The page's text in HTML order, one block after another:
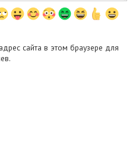
сайта в этом браузере для